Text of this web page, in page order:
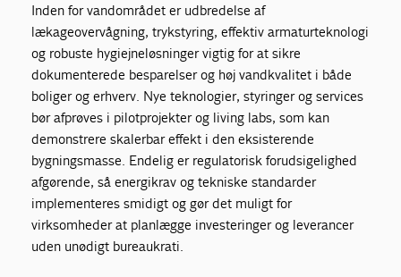
Inden for vandområdet er udbredelse af
lækageovervågning, trykstyring, effektiv armaturteknologi
og robuste hygiejneløsninger vigtig for at sikre
dokumenterede besparelser og høj vandkvalitet i både
boliger og erhverv. Nye teknologier, styringer og services
bør afprøves i pilotprojekter og living labs, som kan
demonstrere skalerbar effekt i den eksisterende
bygningsmasse. Endelig er regulatorisk forudsigelighed
afgørende, så energikrav og tekniske standarder
implementeres smidigt og gør det muligt for
virksomheder at planlægge investeringer og leverancer
uden unødigt bureaukrati.